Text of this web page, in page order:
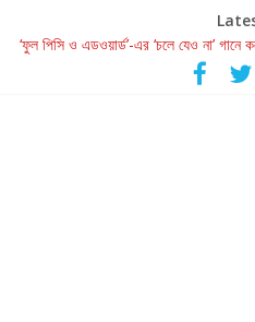
‘ফুল পিসি ও এডওয়ার্ড’-এর ‘চলে যেও না’
রবীন্দ্রনাথ ও গুলজারের সৃষ্টির মেলবন্ধনে মুগ্ধ
কলের গান থেকে রীলস্ — বাঙালির গান শোনার